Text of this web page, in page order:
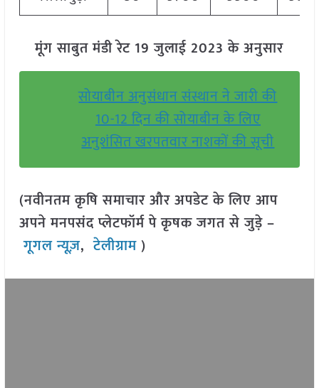
मूंग साबुत मंडी रेट 19 जुलाई 2023 के अनुसार
सोयाबीन अनुसंधान संस्थान ने जारी की
10-12 दिन की सोयाबीन के लिए
अनुशंसित खरपतवार नाशकों की सूची
(नवीनतम कृषि समाचार और अपडेट के लिए आप
अपने मनपसंद प्लेटफॉर्म पे कृषक जगत से जुड़े –
गूगल न्यूज़,टेलीग्राम )